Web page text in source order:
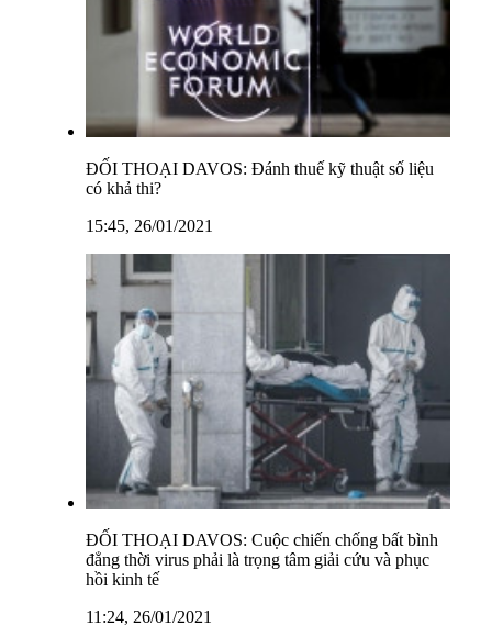
ĐỐI THOẠI DAVOS: Đánh thuế kỹ thuật số liệu
có khả thi?
15:45, 26/01/2021
ĐỐI THOẠI DAVOS: Cuộc chiến chống bất bình
đẳng thời virus phải là trọng tâm giải cứu và phục
hồi kinh tế
11:24, 26/01/2021